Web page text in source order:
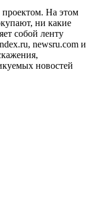
проектом. На этом
ни какие
собой ленту
newsru.com и
новостей